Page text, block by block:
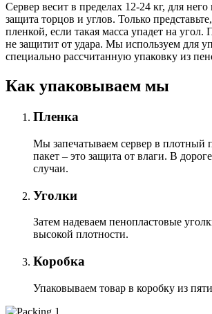
Сервер весит в пределах 12-24 кг, для
защита торцов и углов. Только
пленкой, если такая масса упадет на угол.
не защитит от удара. Мы используем для
специально расcчитанную упаковку из
Как упаковываем мы
Пленка
Мы запечатываем сервер в плотный
пакет – это защита от влаги. В
случаи.
Уголки
Затем надеваем пенопластовые
высокой плотности.
Коробка
Упаковываем товар в коробку из